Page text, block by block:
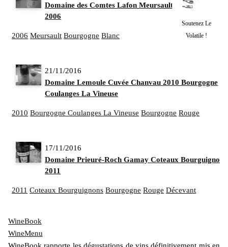
Domaine des Comtes Lafon Meursault Clos de La
2006
2006 Meursault Bourgogne Blanc
21/11/2016
Domaine Lemoule Cuvée Chanvau 2010 Bourgogne
Coulanges La Vineuse
2010 Bourgogne Coulanges La Vineuse Bourgogne Rouge
17/11/2016
Domaine Prieuré-Roch Gamay Coteaux Bourguignons
2011
2011 Coteaux Bourguignons Bourgogne Rouge Décevant
WineBook
WineMenu
Soutenez Le
Volatile !